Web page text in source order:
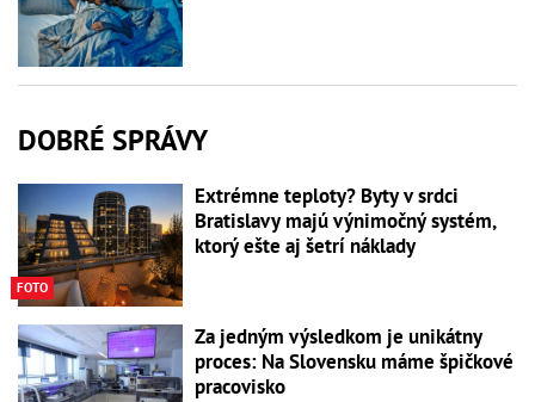
DOBRÉ SPRÁVY
FOTO
Extrémne teploty? Byty v srdci
Bratislavy majú výnimočný systém,
ktorý ešte aj šetrí náklady
Za jedným výsledkom je unikátny
proces: Na Slovensku máme špičkové
pracovisko